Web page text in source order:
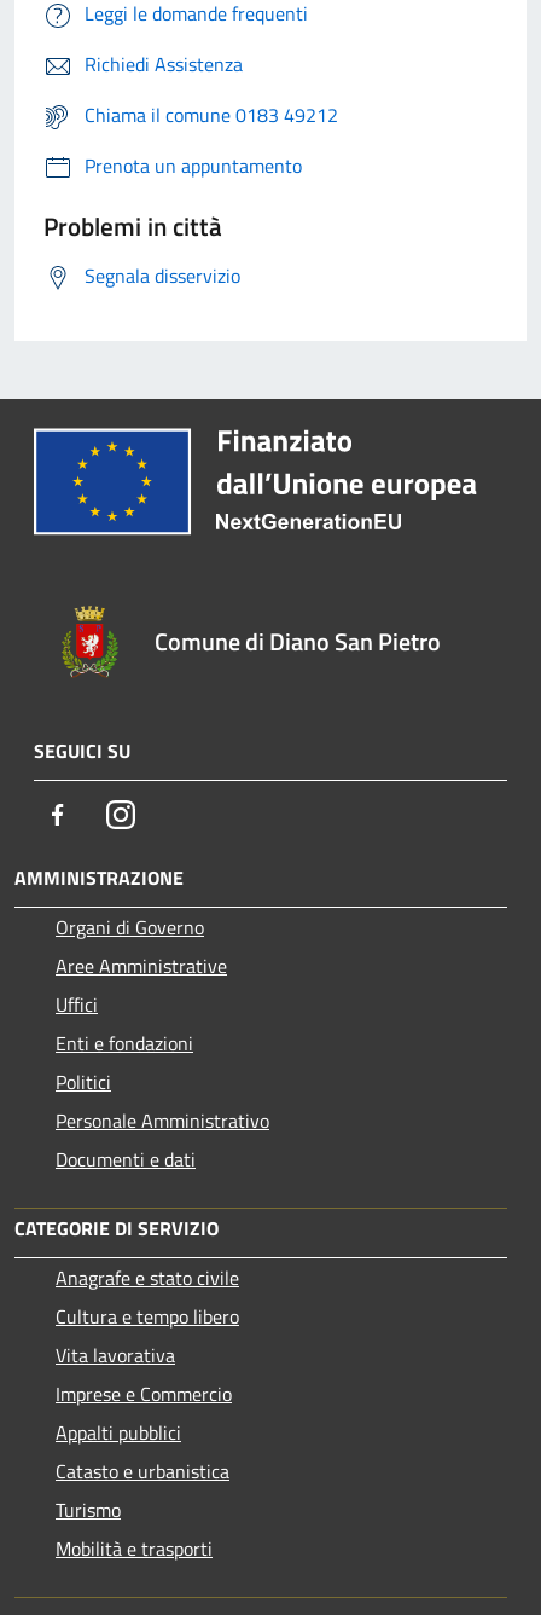
Leggi le domande frequenti
Richiedi Assistenza
Chiama il comune 0183 49212
Prenota un appuntamento
Problemi in città
Segnala disservizio
Comune di Diano San Pietro
SEGUICI SU
FacebookInstagram
AMMINISTRAZIONE
Organi di Governo
Aree Amministrative
Uffici
Enti e fondazioni
Politici
Personale Amministrativo
Documenti e dati
CATEGORIE DI SERVIZIO
Anagrafe e stato civile
Cultura e tempo libero
Vita lavorativa
Imprese e Commercio
Appalti pubblici
Catasto e urbanistica
Turismo
Mobilità e trasporti